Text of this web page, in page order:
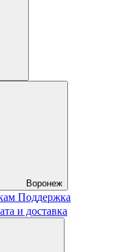
Воронеж
Поддержка
и доставка